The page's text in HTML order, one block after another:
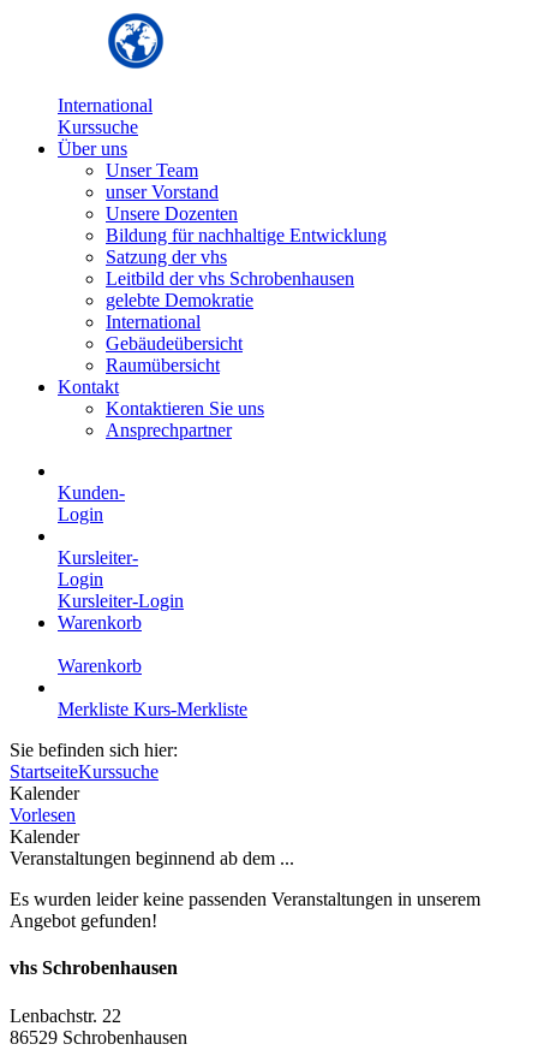
International
Kurssuche
Über uns
Unser Team
unser Vorstand
Unsere Dozenten
Bildung für nachhaltige Entwicklung
Satzung der vhs
Leitbild der vhs Schrobenhausen
gelebte Demokratie
International
Gebäudeübersicht
Raumübersicht
Kontakt
Kontaktieren Sie uns
Ansprechpartner
Kunden-
Login
Kursleiter-
Login
Kursleiter-Login
Warenkorb
Warenkorb
Merkliste Kurs-Merkliste
Sie befinden sich hier:
StartseiteKurssuche
Kalender
Vorlesen
Kalender
Veranstaltungen beginnend ab dem ...
Es wurden leider keine passenden Veranstaltungen in unserem
Angebot gefunden!
vhs Schrobenhausen
Lenbachstr. 22
86529 Schrobenhausen